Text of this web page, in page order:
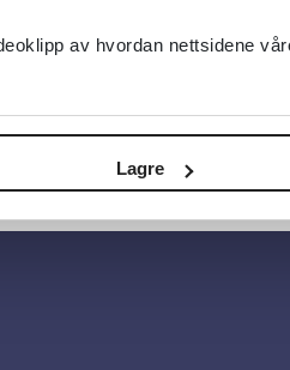
av hvordan nettsidene
Lagre